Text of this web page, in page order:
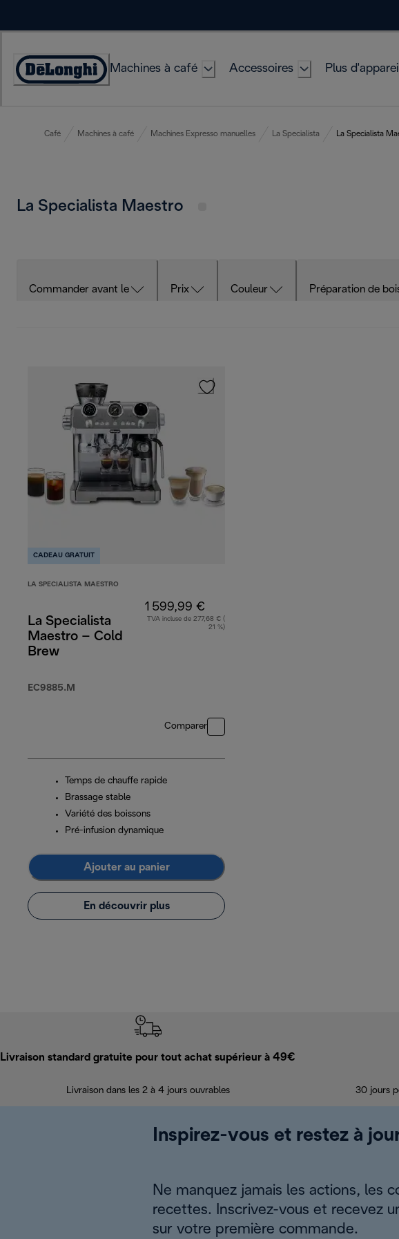
Déclaration
Machines à café Accessoires Plus
Café Machines à café Machines Expresso manuelles La Specialista La Specialista
La Specialista Maestro
Commander avant le Prix Couleur Préparation de
CADEAU GRATUIT
LA SPECIALISTA MAESTRO
La Specialista
Maestro – Cold
Brew
EC9885.M
1 599,99 €
TVA incluse de 277,68 € (
21 %)
Comparer
Temps de chauffe rapide
Brassage stable
Variété des boissons
Pré-infusion dynamique
Ajouter au panier
En découvrir plus
Livraison standard gratuite pour tout achat supérieur à 49€
Livraison dans les 2 à 4 jours ouvrables 30 jours
Inspirez-vous et restez à
Ne manquez jamais les actions, les
recettes. Inscrivez-vous et recevez
sur votre première commande.